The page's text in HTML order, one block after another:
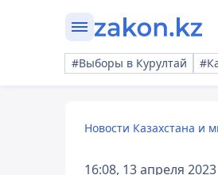
#Выборы в Курултай
Новости Казахстана и
16:08, 13 апреля 2023